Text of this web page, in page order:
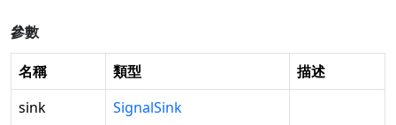
參數
名稱 類型
描述
sink
SignalSink